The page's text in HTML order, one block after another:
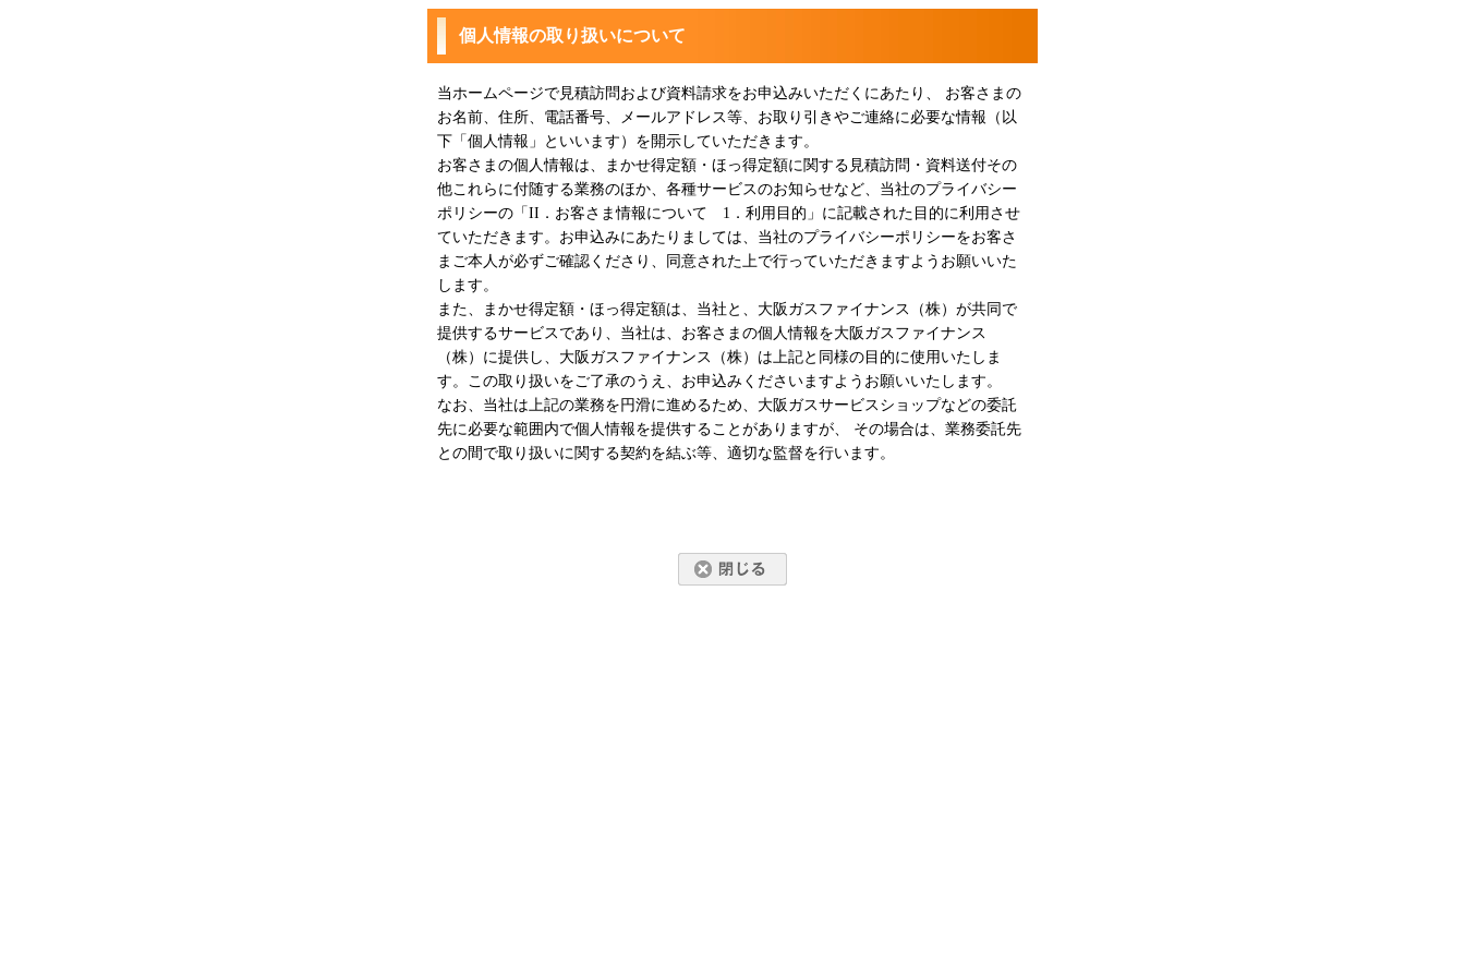
個人情報の取り扱いについて
当ホームページで見積訪問および資料請求をお申込みいただくにあたり、 お客さまの
お名前、住所、電話番号、メールアドレス等、お取り引きやご連絡に必要な情報（以
下「個人情報」といいます）を開示していただきます。
お客さまの個人情報は、まかせ得定額・ほっ得定額に関する見積訪問・資料送付その
他これらに付随する業務のほか、各種サービスのお知らせなど、当社のプライバシー
ポリシーの「II．お客さま情報について 1．利用目的」に記載された目的に利用させ
ていただきます。お申込みにあたりましては、当社のプライバシーポリシーをお客さ
まご本人が必ずご確認くださり、同意された上で行っていただきますようお願いいた
します。
また、まかせ得定額・ほっ得定額は、当社と、大阪ガスファイナンス（株）が共同で
提供するサービスであり、当社は、お客さまの個人情報を大阪ガスファイナンス
（株）に提供し、大阪ガスファイナンス（株）は上記と同様の目的に使用いたしま
す。この取り扱いをご了承のうえ、お申込みくださいますようお願いいたします。
なお、当社は上記の業務を円滑に進めるため、大阪ガスサービスショップなどの委託
先に必要な範囲内で個人情報を提供することがありますが、 その場合は、業務委託先
との間で取り扱いに関する契約を結ぶ等、適切な監督を行います。